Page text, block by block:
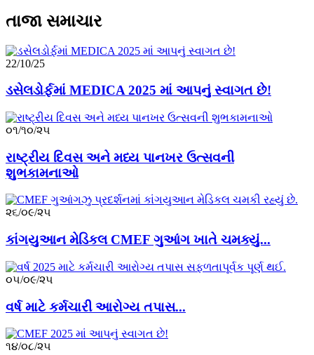
તાજા સમાચાર
22/10/25
ડસેલડોર્ફમાં MEDICA 2025 માં આપનું સ્વાગત છે!
૦૧/૧૦/૨૫
રાષ્ટ્રીય દિવસ અને મધ્ય પાનખર ઉત્સવની
શુભકામનાઓ
૨૬/૦૯/૨૫
કાંગયુઆન મેડિકલ CMEF ગુઆંગ ખાતે ચમક્યું...
૦૫/૦૯/૨૫
વર્ષ માટે કર્મચારી આરોગ્ય તપાસ...
૧૪/૦૮/૨૫